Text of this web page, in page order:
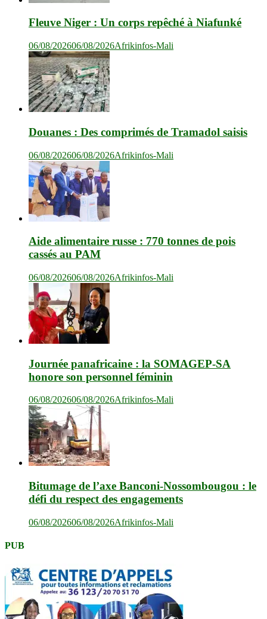
Fleuve Niger : Un corps repêché à Niafunké
06/08/202606/08/2026Afrikinfos-Mali
Douanes : Des comprimés de Tramadol saisis
06/08/202606/08/2026Afrikinfos-Mali
Aide alimentaire russe : 770 tonnes de pois
cassés au PAM
06/08/202606/08/2026Afrikinfos-Mali
Journée panafricaine : la SOMAGEP-SA
honore son personnel féminin
06/08/202606/08/2026Afrikinfos-Mali
Bitumage de l’axe Banconi-Nossombougou : le
défi du respect des engagements
06/08/202606/08/2026Afrikinfos-Mali
PUB